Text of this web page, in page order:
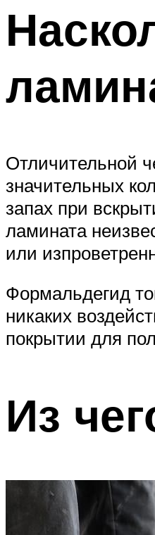
Отличительной
значительных
запах при
ламината
или
Формальдегид
никаких
покрытии для
Из